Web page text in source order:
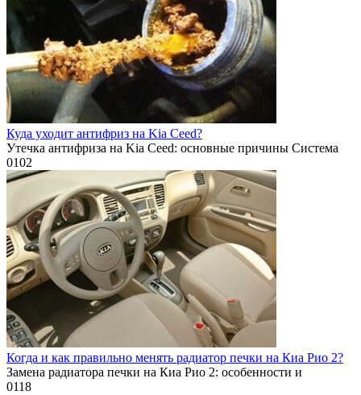
Куда уходит антифриз на Kia Ceed?
Утечка антифриза на Kia Ceed: основные причины Система
0102
Когда и как правильно менять радиатор печки на Киа Рио 2?
Замена радиатора печки на Киа Рио 2: особенности и
0118